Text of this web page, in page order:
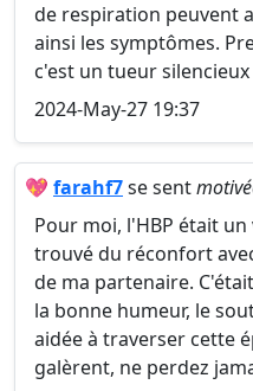
de respiration peuvent
ainsi les symptômes.
c'est un tueur silencieux
2024-May-27 19:37
💖 farahf7se sent
Pour moi, l'HBP était
trouvé du réconfort
de ma partenaire.
la bonne humeur, le
aidée à traverser cette
galèrent, ne perdez